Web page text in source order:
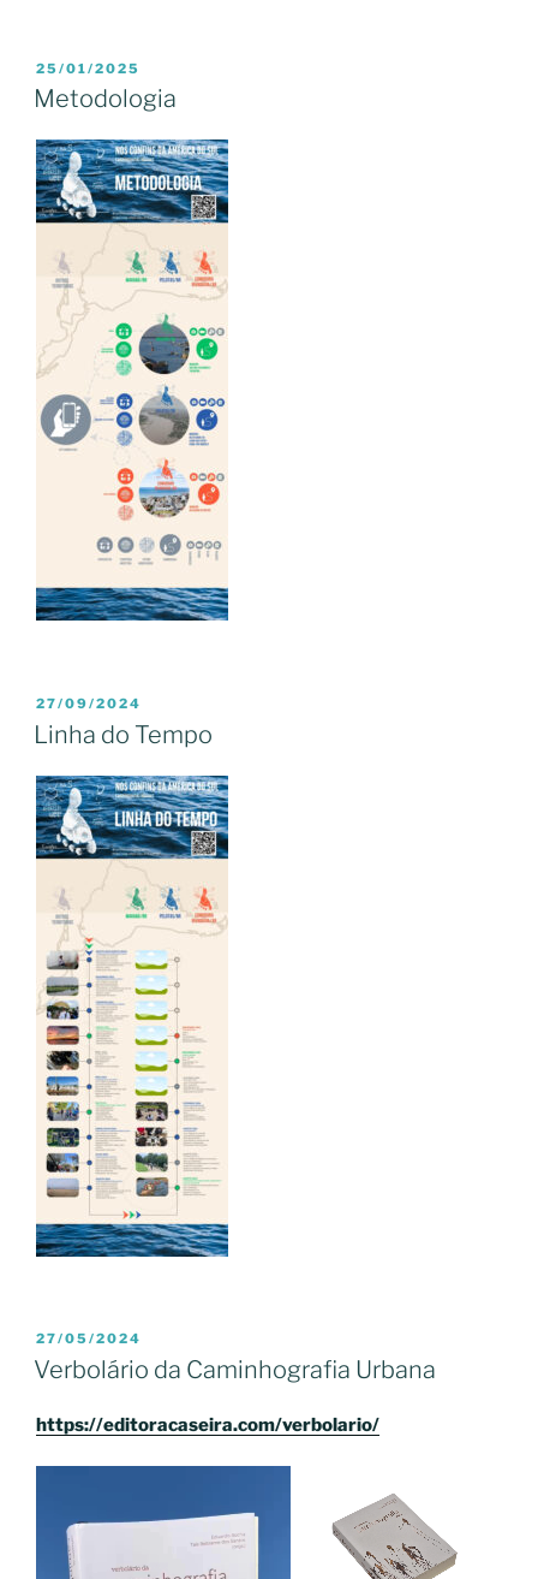
PUBLICADO
EM
25/01/2025
Metodologia
PUBLICADO
EM
27/09/2024
Linha do Tempo
PUBLICADO
EM
27/05/2024
Verbolário da Caminhografia Urbana
https://editoracaseira.com/verbolario/
vídeo